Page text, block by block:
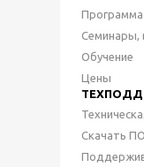
Программа
Семинары,
Обучение
Цены
Скачать